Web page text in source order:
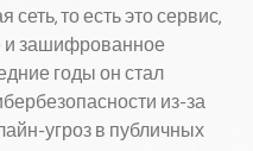
то есть это сервис,
зашифрованное
годы он стал
из-за
угроз в публичных